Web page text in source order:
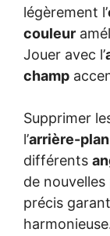
légèrement l’
couleur
Jouer avec l’
champ
Supprimer
l’arrière-plan
différents
de
précis